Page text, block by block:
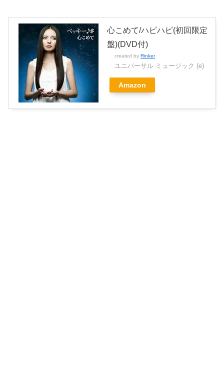
心こめて/ハピハピ(初回限定
盤)(DVD付)
created by Rinker
ユニバーサル ミュージック (e)
Amazon